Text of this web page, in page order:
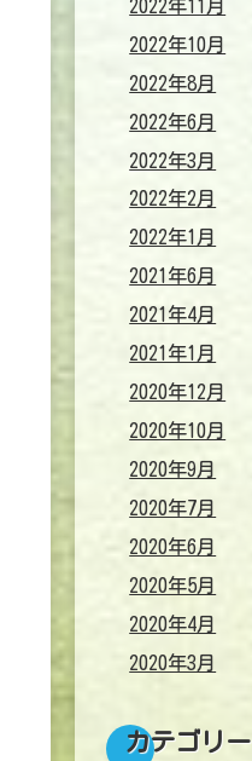
2022年11月
2022年10月
2022年8月
2022年6月
2022年3月
2022年2月
2022年1月
2021年6月
2021年4月
2021年1月
2020年12月
2020年10月
2020年9月
2020年7月
2020年6月
2020年5月
2020年4月
2020年3月
カテゴリー